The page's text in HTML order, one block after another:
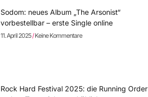
Sodom: neues Album „The Arsonist“
vorbestellbar – erste Single online
11. April 2025 Keine Kommentare
Rock Hard Festival 2025: die Running Order